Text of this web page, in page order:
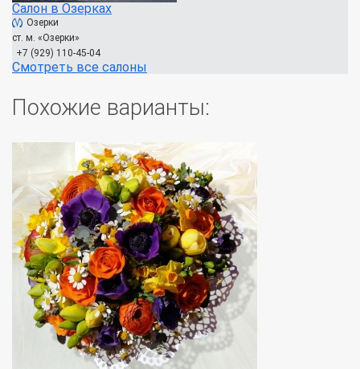
Салон в Озерках
Озерки
ст. м. «Озерки»
+7 (929) 110-45-04
Смотреть все салоны
Похожие варианты: